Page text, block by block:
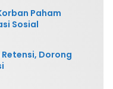
Paham
Sosial
Dorong